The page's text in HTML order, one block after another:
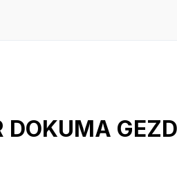
DOKUMA